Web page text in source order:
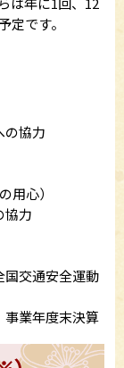
定です。
協力
心）
協力
交通安全運動
業年度末決算